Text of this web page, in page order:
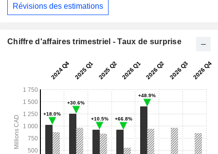
Révisions des estimations
Chiffre d'affaires trimestriel - Taux de surprise